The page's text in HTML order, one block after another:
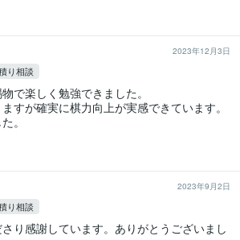
2023年12月3日
り相談
で楽しく勉強できました。
すが確実に棋力向上が実感できています。
。
2023年9月2日
り相談
り感謝しています。ありがとうございまし